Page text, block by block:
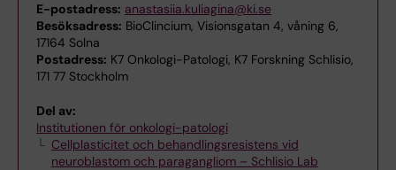
E-postadress: anastasiia.kuliagina@ki.se
Besöksadress: BioClincium, Visionsgatan 4, våning 6,
17164 Solna
Postadress: K7 Onkologi-Patologi, K7 Forskning Schlisio,
171 77 Stockholm
Del av:
Institutionen för onkologi-patologi
Cellplasticitet och behandlingsresistens vid
neuroblastom och paragangliom – Schlisio Lab